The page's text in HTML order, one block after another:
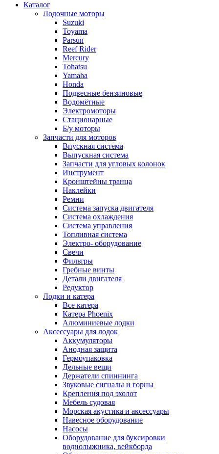
Каталог
Лодочные моторы
Suzuki
Toyama
Parsun
Reef Rider
Mercury
Tohatsu
Yamaha
Honda
Подвесные бензиновые
Водомётные
Электромоторы
Стационарные
Б/у моторы
Запчасти для моторов
Впускная система
Выпускная система
Запчасти для угловых колонок
Инструмент
Кронштейны транца
Наклейки
Ремни
Система запуска двигателя
Система охлаждения
Система управления
Топливная система
Электро- оборудование
Свечи
Фильтры
Гребные винты
Детали двигателя
Редуктор
Лодки и катера
Все катера
Катера Phoenix
Алюминиевые лодки
Аксессуары для лодок
Аккумуляторы
Анодная защита
Гермоупаковка
Дельные вещи
Держатели спиннинга
Звуковые сигналы и горны
Крепления под эхолот
Мебель судовая
Морская акустика и аксессуары
Навесное оборудование
Насосы
Оборудование для буксировки
воднолыжника, вейкборда